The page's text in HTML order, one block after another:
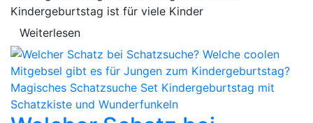
Kindergeburtstag ist für viele Kinder
Weiterlesen